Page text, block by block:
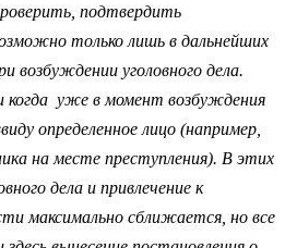
подтвердить
только лишь в дальнейших
возбуждении уголовного дела.
когда уже в момент возбуждения
определенное лицо (например,
на месте преступления). В этих
дела и привлечение к
максимально сближается, но все